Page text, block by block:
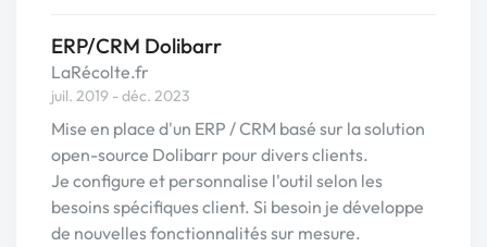
ERP/CRM Dolibarr
LaRécolte.fr
juil. 2019 - déc. 2023
Mise en place d'un ERP / CRM basé sur la solution
open-source Dolibarr pour divers clients.
Je configure et personnalise l'outil selon les
besoins spécifiques client. Si besoin je développe
de nouvelles fonctionnalités sur mesure.